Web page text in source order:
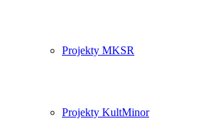
Projekty MKSR
Projekty KultMinor